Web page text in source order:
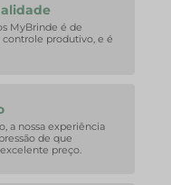
MyBrinde é de
produtivo, e é
a nossa experiência
de que
preço.